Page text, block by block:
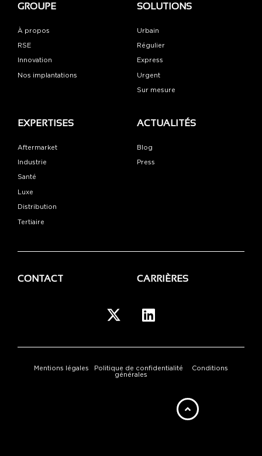
GROUPE
À propos
RSE
Innovation
Nos implantations
SOLUTIONS
Urbain
Régulier
Express
Urgent
Sur mesure
EXPERTISES
Aftermarket
Industrie
Santé
Luxe
Distribution
Tertiaire
ACTUALITÉS
Blog
Press
CONTACT CARRIÈRES
Mentions légales Politique de confidentialité
Conditions
générales